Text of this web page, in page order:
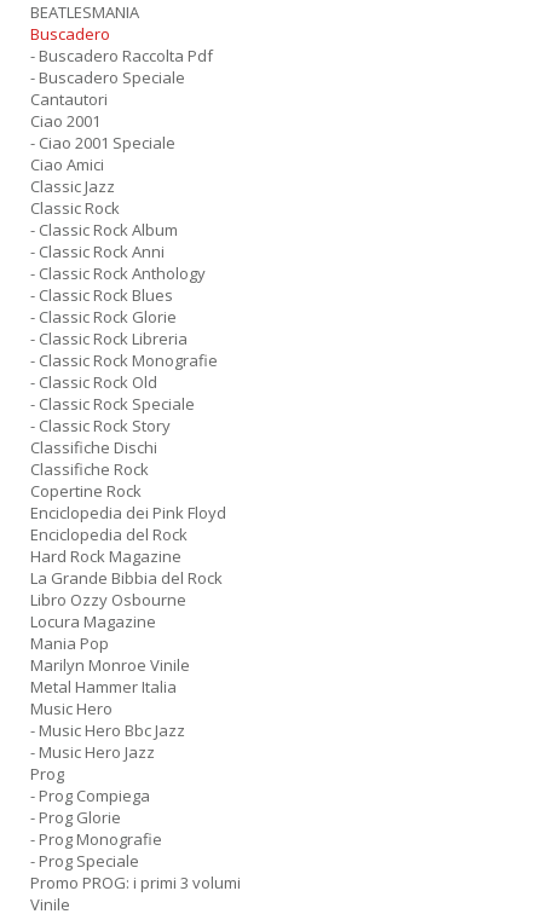
BEATLESMANIA
Buscadero
- Buscadero Raccolta Pdf
- Buscadero Speciale
Cantautori
Ciao 2001
- Ciao 2001 Speciale
Ciao Amici
Classic Jazz
Classic Rock
- Classic Rock Album
- Classic Rock Anni
- Classic Rock Anthology
- Classic Rock Blues
- Classic Rock Glorie
- Classic Rock Libreria
- Classic Rock Monografie
- Classic Rock Old
- Classic Rock Speciale
- Classic Rock Story
Classifiche Dischi
Classifiche Rock
Copertine Rock
Enciclopedia dei Pink Floyd
Enciclopedia del Rock
Hard Rock Magazine
La Grande Bibbia del Rock
Libro Ozzy Osbourne
Locura Magazine
Mania Pop
Marilyn Monroe Vinile
Metal Hammer Italia
Music Hero
- Music Hero Bbc Jazz
- Music Hero Jazz
Prog
- Prog Compiega
- Prog Glorie
- Prog Monografie
- Prog Speciale
Promo PROG: i primi 3 volumi
Vinile